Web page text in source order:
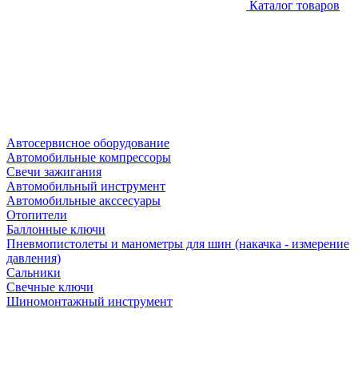
Каталог товаров
Автосервисное оборудование
Автомобильные компрессоры
Свечи зажигания
Автомобильный инструмент
Автомобильные акссесуары
Отопители
Баллонные ключи
Пневмопистолеты и манометры для шин (накачка - измерение
давления)
Сальники
Свечные ключи
Шиномонтажный инструмент